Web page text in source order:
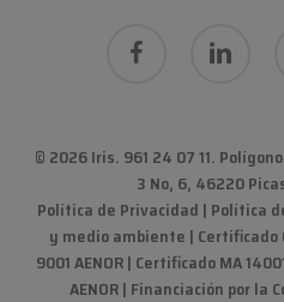
facebook linkedin
© 2026 Iris. 961 24 07 11.
3 No, 6, 46220
Política de Privacidad | Política
y medio ambiente | Certificado
9001 AENOR | Certificado MA
AENOR| Financiación por la